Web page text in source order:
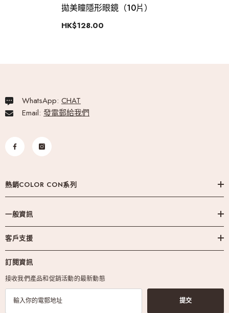
拋美瞳隱形眼鏡（10片）
HK$128.00
WhatsApp: CHAT
Email: 發電郵給我們
熱銷COLOR CON系列
一般資訊
客戶支援
訂閱資訊
接收我們產品和促銷活動的最新動態
提交